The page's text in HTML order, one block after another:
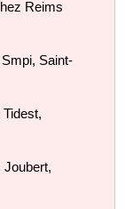
Reims
Saint-
Joubert,